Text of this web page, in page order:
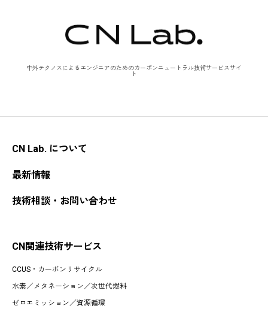
中外テクノスによるエンジニアのためのカーボンニュートラル技術サービスサイ
ト
CN Lab. について
最新情報
技術相談・お問い合わせ
CN関連技術サービス
CCUS・カーボンリサイクル
水素／ メタネーション／次世代燃料
ゼロエミッション／資源循環